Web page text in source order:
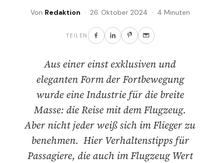
Von Redaktion · 26. Oktober 2024 · 4 Minuten
TEILEN
Aus einer einst exklusiven und
eleganten Form der Fortbewegung
wurde eine Industrie für die breite
Masse: die Reise mit dem Flugzeug.
Aber nicht jeder weiß sich im Flieger zu
benehmen. Hier Verhaltenstipps für
Passagiere, die auch im Flugzeug Wert